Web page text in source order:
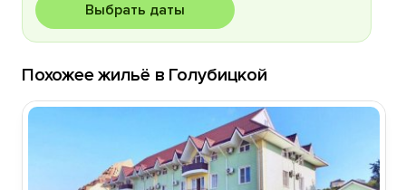
Выбрать даты
Похожее жильё в Голубицкой